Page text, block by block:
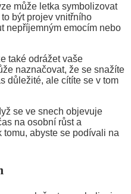
může letka symbolizovat
být projev vnitřního
nepříjemným emocím nebo
také odrážet vaše
naznačovat, že se snažíte
důležité, ale cítíte se v tom
se ve snech objevuje
na osobní růst a
tomu, abyste se podívali na